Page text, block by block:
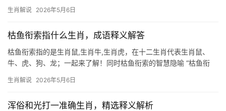
的苍凉景象，在生肖文化中，此句常隐喻生肖鸡——因雁阵形似“人”
生肖解说 2026年5月6日
枯鱼衔索指什么生肖，成语释义解答
枯鱼衔索指的是生肖鼠,生肖牛,生肖虎，在十二生肖代表生肖鼠、
牛、虎、狗、龙；一起来了解！同时枯鱼衔索的智慧隐喻 “枯鱼衔
坚韧，在十二生肖中，生肖鼠最能体现这一精神——它们体型虽
生肖解说 2026年5月6日
浑俗和光打一准确生肖，精选释义解析